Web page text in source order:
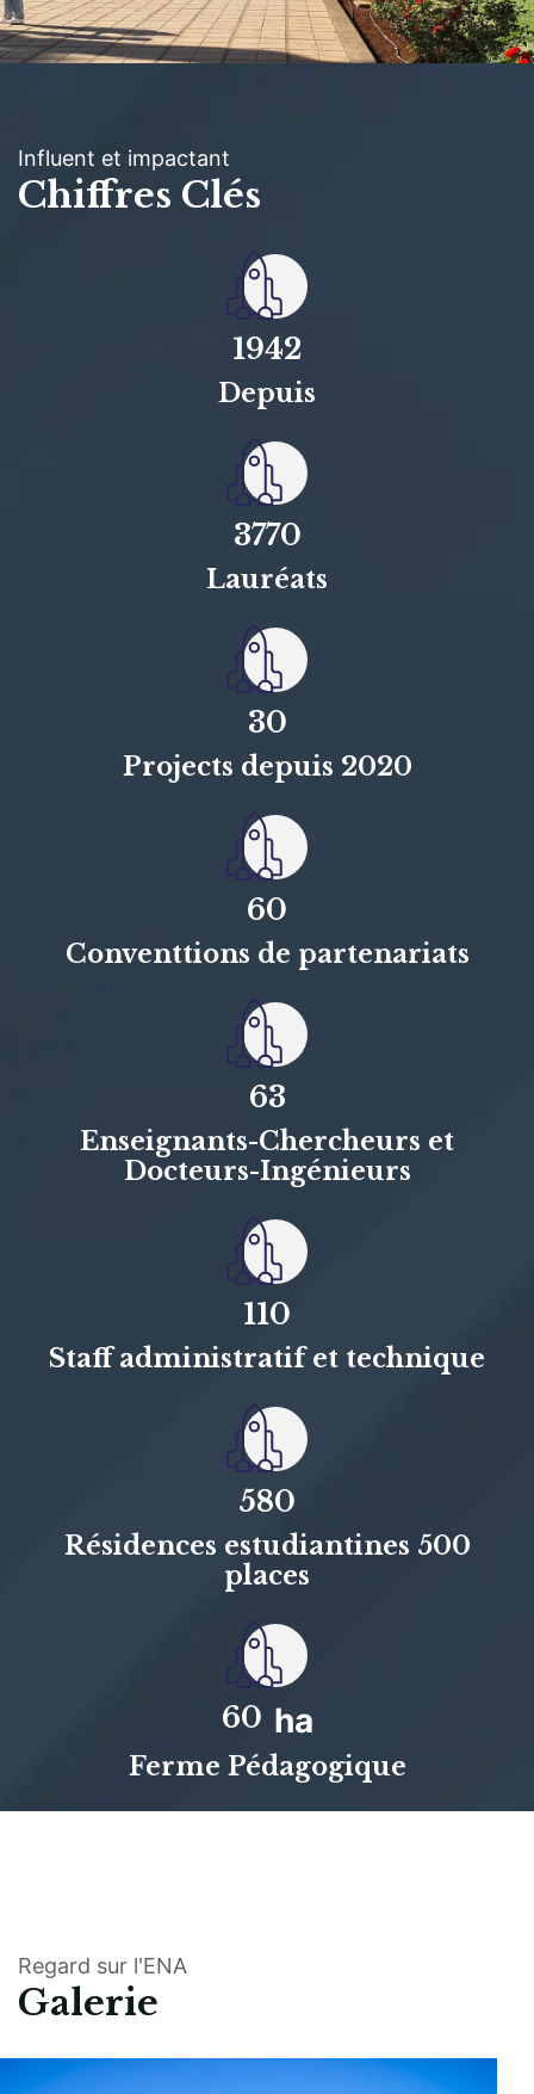
Influent et impactant
Chiffres Clés
1942
Depuis
3770
Lauréats
30
Projects depuis 2020
60
Conventtions de partenariats
63
Enseignants-Chercheurs et
Docteurs-Ingénieurs
110
Staff administratif et technique
580
Résidences estudiantines 500
places
60 ha
Ferme Pédagogique
Regard sur l'ENA
Galerie